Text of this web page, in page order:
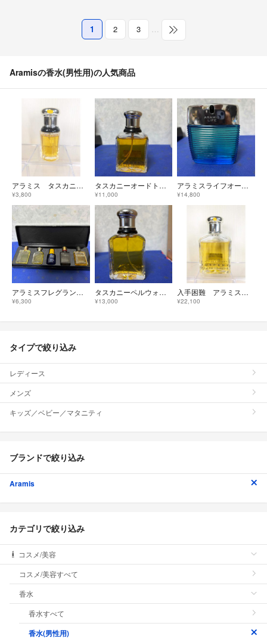
1 2 3 …
Aramisの香水(男性用)の人気商品
アラミス タスカニー ペル ウオモ オードトワレ 30ml
¥3,800
タスカニーオードトワレ 100ml
¥11,000
アラミスライフオードトワレ 100ml未使用
¥14,800
アラミスフレグランスコレクション未使用
¥6,300
タスカニーペルウォモオードトワレ 100ml未使用
¥13,000
入手困難 アラミス タスカニー オーデトワレ 200ml
¥22,100
タイプで絞り込み
レディース
メンズ
キッズ／ベビー／マタニティ
ブランドで絞り込み
Aramis
カテゴリで絞り込み
コスメ/美容
コスメ/美容すべて
香水
香水すべて
香水(男性用)